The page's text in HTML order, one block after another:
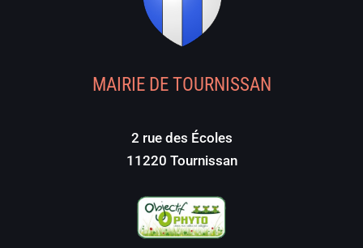
MAIRIE DE TOURNISSAN
2 rue des Écoles
11220 Tournissan